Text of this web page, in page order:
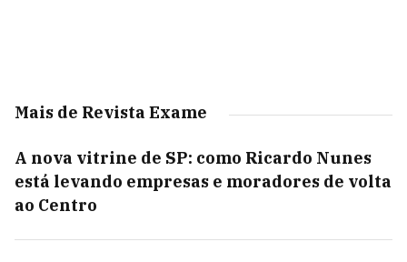
Mais de Revista Exame
A nova vitrine de SP: como Ricardo Nunes
está levando empresas e moradores de volta
ao Centro